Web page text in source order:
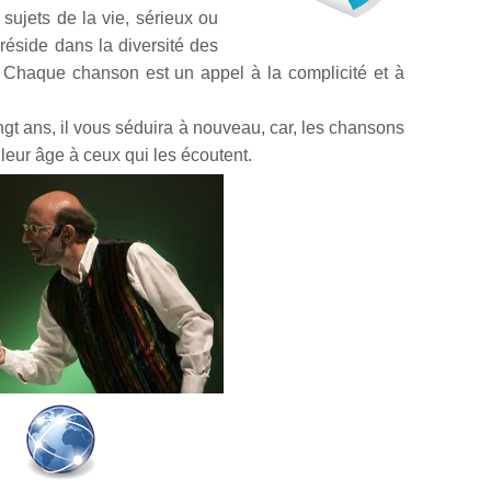
de la vie, sérieux ou
dans la diversité des
chanson est un appel à la complicité et à
ans, il vous séduira à nouveau, car, les chansons
âge à ceux qui les écoutent.